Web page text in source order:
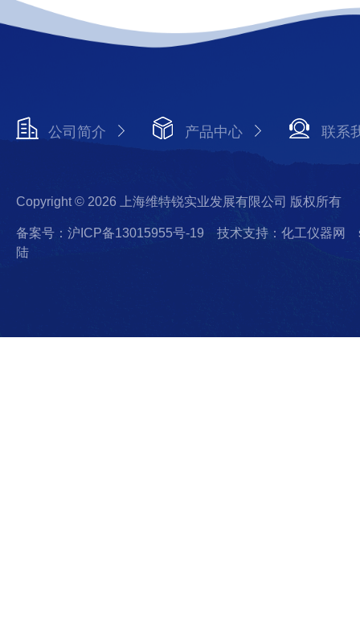
公司简介 产品中心 联系
Copyright © 2026 上海维特锐实业发展有限公司 版权所有
备案号：沪ICP备13015955号-19 技术支持：化工仪器网
陆